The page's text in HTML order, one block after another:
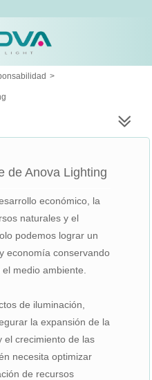
>
de Anova Lighting
económico, la
naturales y el
podemos lograr un
economía conservando
medio ambiente.
de iluminación,
la expansión de la
el crecimiento de las
necesita optimizar
de recursos